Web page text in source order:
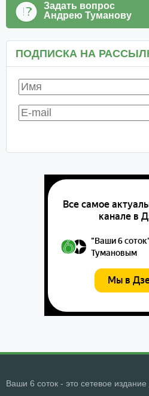
Задать вопрос
Андрею Туманову
ПОДПИСКА НА
Ваши 6 соток - это сетевое